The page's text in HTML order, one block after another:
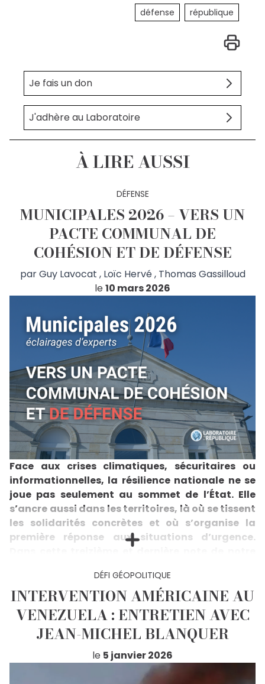
défense république
Je fais un don
J'adhère au Laboratoire
À LIRE AUSSI
DÉFENSE
MUNICIPALES 2026 – VERS UN
PACTE COMMUNAL DE
COHÉSION ET DE DÉFENSE
parGuy Lavocat , Loïc Hervé, Thomas Gassilloud
le10 mars 2026
Face aux crises climatiques, sécuritaires ou
informationnelles, la résilience nationale ne se
joue pas seulement au sommet de l’État. Elle
s’ancre aussi dans les territoires, là où se tissent
les solidarités concrètes et où s’organise la
première réponse aux situations d’urgence.
Dans cette treizième et dernière note de notre
Loïc Hervé et Thomas Gassilloud plaident pour
un renforcement du rôle des communes dans la
cohésion et la défense du pays, en faisant du
niveau municipal un pilier de la résilience
démocratique et civique.
Guy Lavocat, Loïc Hervé et Thomas Gassilloud
défendent l’idée que les communes constituent le
premier cercle de protection de la Nation. Loin de
DÉFI GÉOPOLITIQUE
INTERVENTION AMÉRICAINE AU
VENEZUELA : ENTRETIEN AVEC
JEAN-MICHEL BLANQUER
le 5 janvier 2026